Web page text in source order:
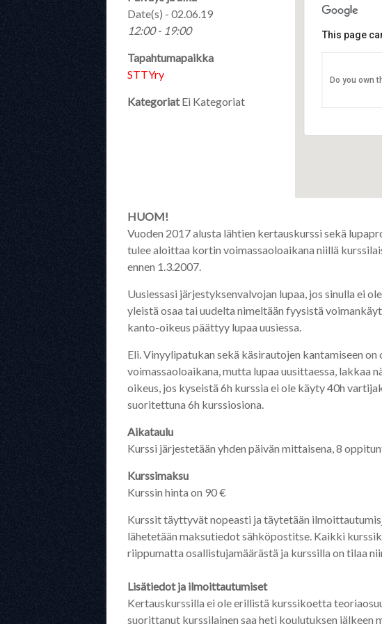
This page
Do you own
Date(s) - 02.06.19
12:00 - 19:00
Tapahtumapaikka
STTYry
KategoriatEi Kategoriat
HUOM!
Vuoden 2017 alusta lähtien kertauskurssi sekä
tulee aloittaa kortin voimassaoloaikana niillä
ennen 1.3.2007.
Uusiessasi järjestyksenvalvojan lupaa, jos sinulla ei
yleistä osaa tai uudelta nimeltään fyysistä
kanto-oikeus päättyy lupaa uusiessa.
Eli. Vinyylipatukan sekä käsirautojen kantamiseen on
voimassaoloaikana, mutta lupaa uusittaessa, lakkaa
oikeus, jos kyseistä 6h kurssia ei ole käyty 40h
suoritettuna 6h kurssiosiona.
Aikataulu
Kurssi järjestetään yhden päivän mittaisena, 8
Kurssimaksu
Kurssin hinta on 90 €
Kurssit täyttyvät nopeasti ja täytetään
lähetetään maksutiedot sähköpostitse. Kaikki
riippumatta osallistujamäärästä ja kurssilla on tilaa
Lisätiedot ja ilmoittautumiset
Kertauskurssilla ei ole erillistä kurssikoetta
suorittanut kurssilainen saa heti koulutuksen jälkeen